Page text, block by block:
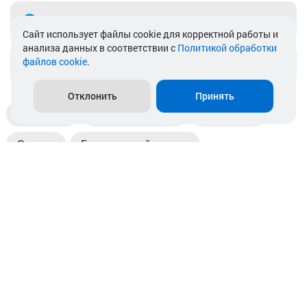
info@akkamulik.by
Пункты выдачи Магазины
Оплата Безналичный расчет
Cайт использует файлы cookie для корректной работы и
анализа данных в соответствии с Политикой обработки
файлов cookie.
Отклонить Принять